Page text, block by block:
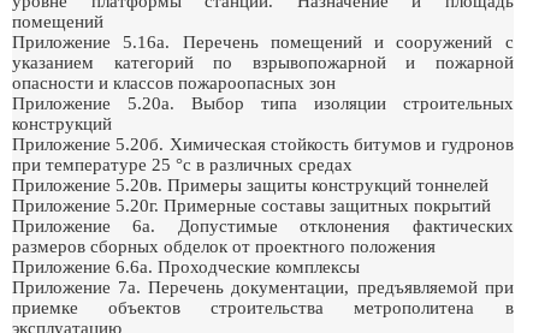
помещений
Приложение 5.16а. Перечень помещений и сооружений с
указанием категорий по взрывопожарной и пожарной
опасности и классов пожароопасных зон
Приложение 5.20а. Выбор типа изоляции строительных
конструкций
Приложение 5.20б. Химическая стойкость битумов и гудронов
при температуре 25 °с в различных средах
Приложение 5.20в. Примеры защиты конструкций тоннелей
Приложение 5.20г. Примерные составы защитных покрытий
Приложение 6а. Допустимые отклонения фактических
размеров сборных обделок от проектного положения
Приложение 6.6а. Проходческие комплексы
Приложение 7а. Перечень документации, предъявляемой при
приемке объектов строительства метрополитена в
эксплуатацию